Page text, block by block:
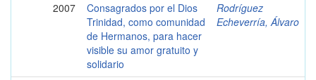
2007
Consagrados por el Dios
Trinidad, como comunidad
de Hermanos, para hacer
visible su amor gratuito y
solidario
Rodríguez
Echeverría, Álvaro